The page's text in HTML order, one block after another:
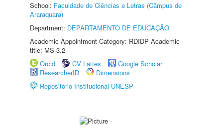
School: Faculdade de Ciências e Letras (Câmpus de
Araraquara)
Department: DEPARTAMENTO DE EDUCAÇÃO
Academic Appointment Category: RDIDP Academic
title: MS-3.2
Orcid
CV Lattes
Google Scholar
ResearcherID
Dimensions
Repositório Institucional UNESP